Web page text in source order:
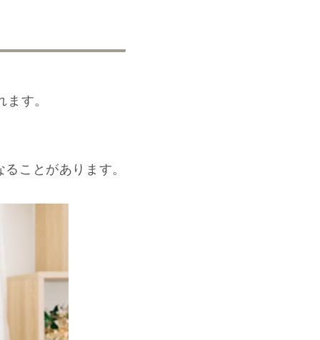
す。
ことがあります。